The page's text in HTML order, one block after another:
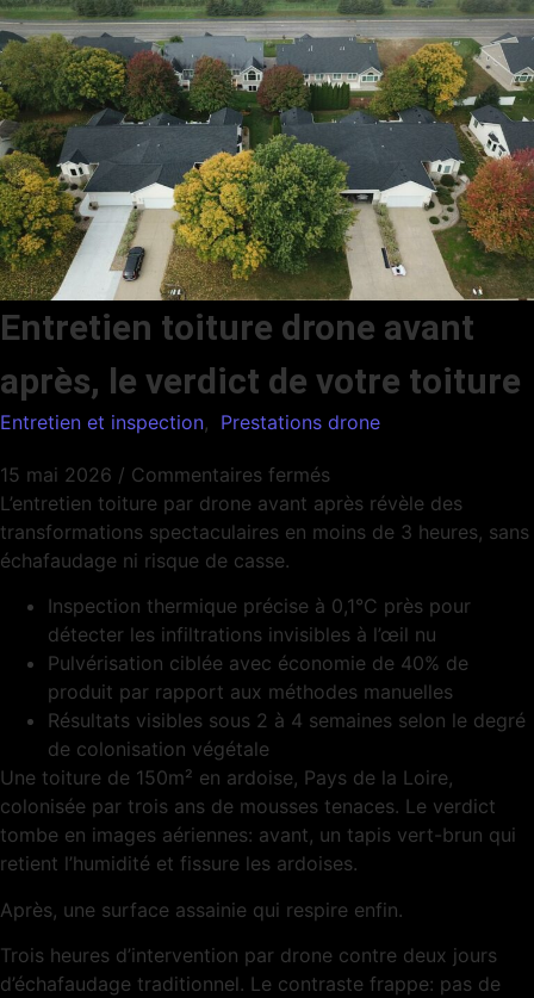
Entretien toiture drone avant
après, le verdict de votre toiture
Entretien et inspection, Prestations drone
15 mai 2026 / Commentaires fermés
L’entretien toiture par drone avant après révèle des
transformations spectaculaires en moins de 3 heures, sans
échafaudage ni risque de casse.
Inspection thermique précise à 0,1°C près pour
détecter les infiltrations invisibles à l’œil nu
Pulvérisation ciblée avec économie de 40% de
produit par rapport aux méthodes manuelles
Résultats visibles sous 2 à 4 semaines selon le degré
de colonisation végétale
Une toiture de 150m² en ardoise, Pays de la Loire,
colonisée par trois ans de mousses tenaces. Le verdict
tombe en images aériennes: avant, un tapis vert-brun qui
retient l’humidité et fissure les ardoises.
Après, une surface assainie qui respire enfin.
Trois heures d’intervention par drone contre deux jours
d’échafaudage traditionnel. Le contraste frappe: pas de